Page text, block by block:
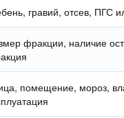
гравий, отсев, ПГС
фракции, наличие
помещение, мороз,